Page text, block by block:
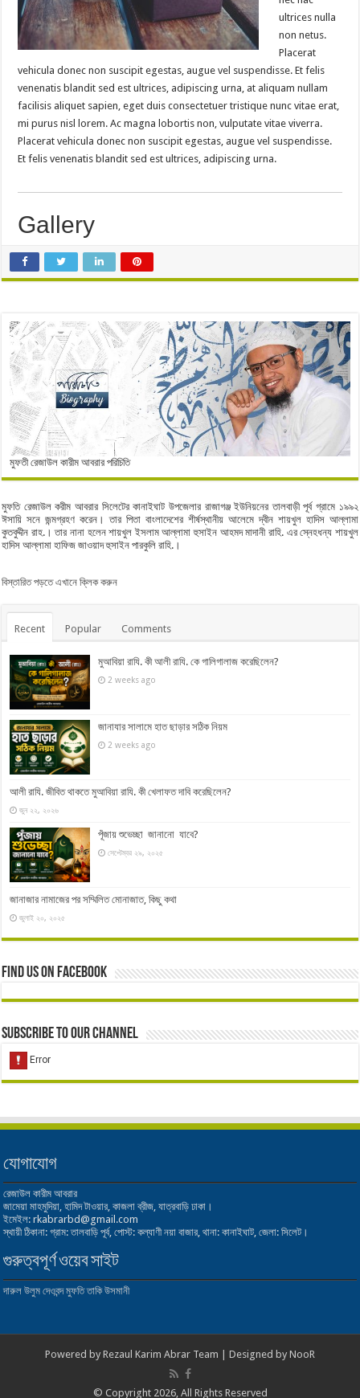
ultrices nulla
non netus.
Placerat
vehicula donec non suscipit egestas, augue vel suspendisse. Et felis
venenatis blandit sed est ultrices, adipiscing urna, at aliquam nullam
facilisis aliquet sapien, eget duis consectetuer tristique nunc vitae erat,
mi purus nisl lorem. Ac magna lobortis non, vulputate vitae viverra.
Placerat vehicula donec non suscipit egestas, augue vel suspendisse.
Et felis venenatis blandit sed est ultrices, adipiscing urna.
Gallery
মুফতী রেজাউল কারীম আবরার পরিচিতি
মুফতি রেজাউল করীম আবরার সিলেটের কানাইঘাট উপজেলার রাজাগঞ্জ ইউনিয়নের তালবাড়ী পূর্ব গ্রামে ১৯৯২
ঈসায়ি সনে জন্মগ্রহণ করেন। তার পিতা বাংলাদেশের শীর্ষস্থানীয় আলেমে দ্বীন শায়খুল হাদিস আল্লামা
কুতবুদ্দীন রাহ.। তার নানা হলেন শায়খুল ইসলাম আল্লামা হুসাইন আহমদ মাদানী রাহি. এর স্নেহধন্য শায়খুল
হাদিস আল্লামা হাফিজ জাওয়াদ হুসাইন পারকুলি রাহি.।
বিস্তারিত পড়তে এখানে ক্লিক করুন
Recent Popular Comments
মুআবিয়া রাযি. কী আলী রাযি. কে গালিগালাজ করেছিলেন?
2 weeks ago
জানাযার সালামে হাত ছাড়ার সঠিক নিয়ম
2 weeks ago
আলী রাযি. জীবিত থাকতে মুআবিয়া রাযি. কী খেলাফত দাবি করেছিলেন?
জুন ২২, ২০২৬
পূঁজায় শুভেচ্ছা জানানো যাবে?
সেপ্টেম্বর ২৯, ২০২৫
জানাজার নামাজের পর সম্মিলিত মোনাজাত, কিছু কথা
জুলাই ২০, ২০২৫
Find us on Facebook
Subscribe to our Channel
যোগাযোগ
রেজাউল কারীম আবরার
জামেয়া মাহমুদিয়া, হামিদ টাওয়ার, কাজলা ব্রীজ, যাত্রবাড়ি ঢাকা।
ইমেইল: rkabrarbd@gmail.com
স্থায়ী ঠিকানা: গ্রাম: তালবাড়ি পূর্ব, পোস্ট: কল্যাণী নয়া বাজার, থানা: কানাইঘাট, জেলা: সিলেট।
গুরুত্বপূর্ণ ওয়েব সাইট
দারুল উলুম দেওবন্দ মুফতি তাকি উসমানী
Powered by Rezaul Karim Abrar Team | Designed by NooR
© Copyright 2026, All Rights Reserved